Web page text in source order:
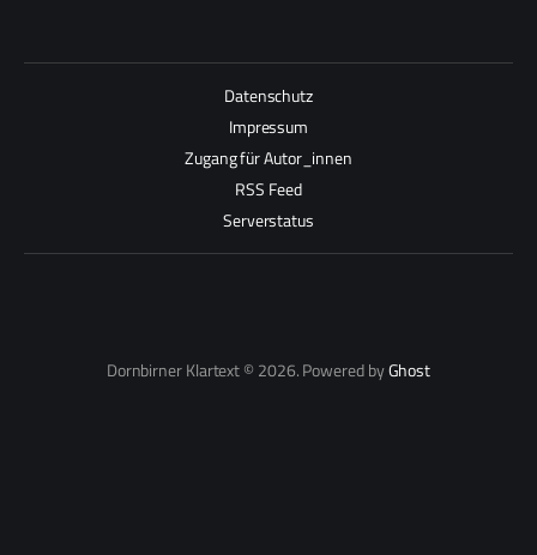
Datenschutz
Impressum
Zugang für Autor_innen
RSS Feed
Serverstatus
Dornbirner Klartext © 2026. Powered byGhost